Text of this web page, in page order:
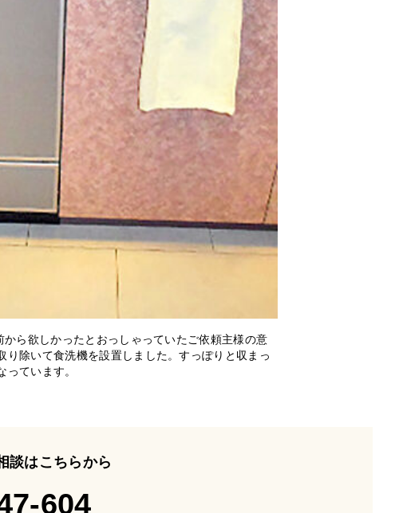
から欲しかったとおっしゃっていたご依頼主様の意
り除いて食洗機を設置しました。すっぽりと収まっ
ています。
談はこちらから
604